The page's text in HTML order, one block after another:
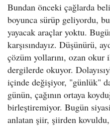
Bundan önceki çağlarda
boyunca sürüp geliyordu,
yayacak araçlar yoktu.
karşısındayız. Düşünürü,
çözüm yollarını, ozan
dergilerde okuyor.
içinde değişiyor, "günlük"
günün, çağının ortaya
birleştiremiyor. Bugün
anlatan şiir, şiirden kovuldu,